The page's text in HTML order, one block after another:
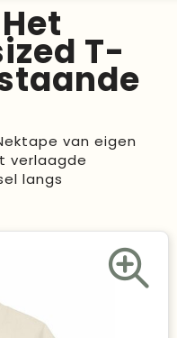
T-
van eigen
verlaagde
langs